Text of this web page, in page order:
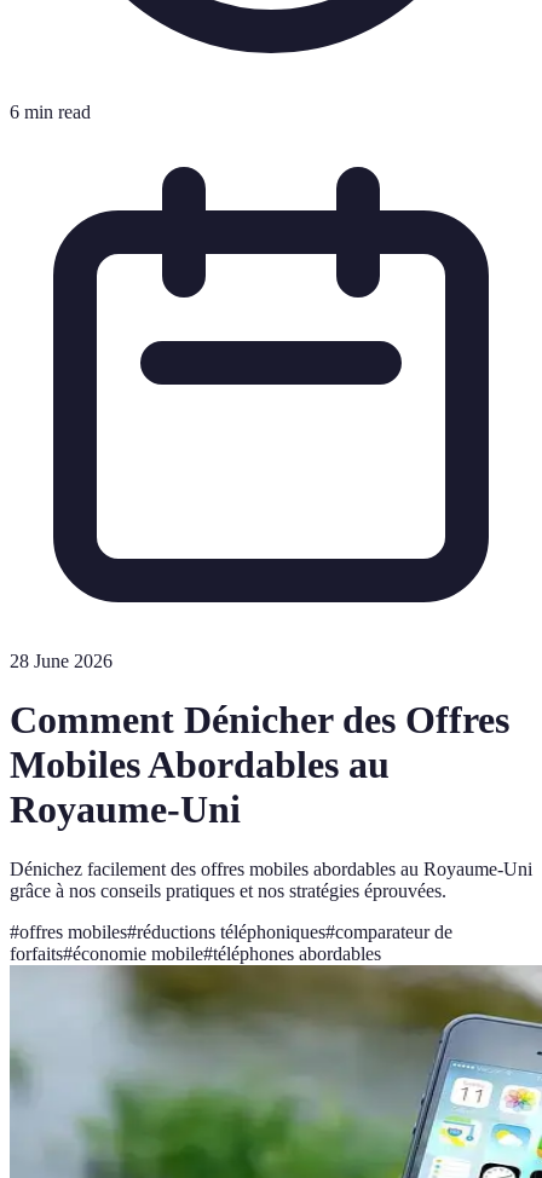
6 min read
28 June 2026
Comment Dénicher des Offres
Mobiles Abordables au
Royaume-Uni
Dénichez facilement des offres mobiles abordables au Royaume-Uni
grâce à nos conseils pratiques et nos stratégies éprouvées.
#offres mobiles#réductions téléphoniques#comparateur de
forfaits#économie mobile#téléphones abordables